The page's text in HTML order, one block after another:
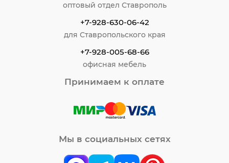
оптовый отдел Ставрополь
+7-928-630-06-42
для Ставропольского края
+7-928-005-68-66
офисная мебель
Принимаем к оплате
Мы в социальных сетях